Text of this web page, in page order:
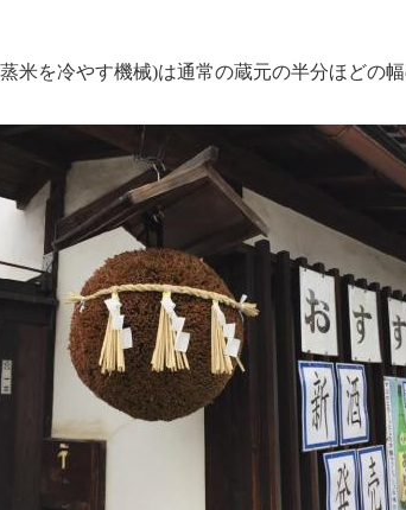
米を冷やす機械)は通常の蔵元の半分ほどの幅